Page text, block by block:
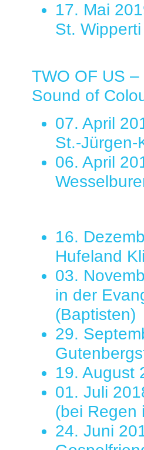
17. Mai
St.
TWO OF US
Sound of
07. April
St.-Jürgen-
06. April
16.
Hufeland
03.
in der
(Baptisten)
29.
19. August
01. Juli
(bei Regen
24. Juni